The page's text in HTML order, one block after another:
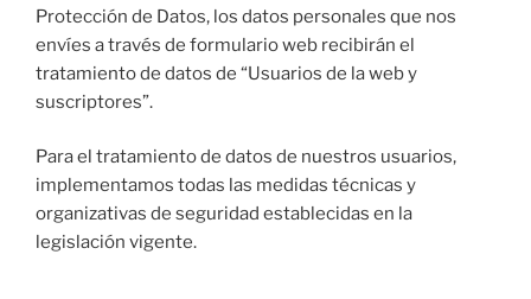
Protección de Datos, los datos personales que nos
envíes a través de formulario web recibirán el
tratamiento de datos de “Usuarios de la web y
suscriptores”.
Para el tratamiento de datos de nuestros usuarios,
implementamos todas las medidas técnicas y
organizativas de seguridad establecidas en la
legislación vigente.